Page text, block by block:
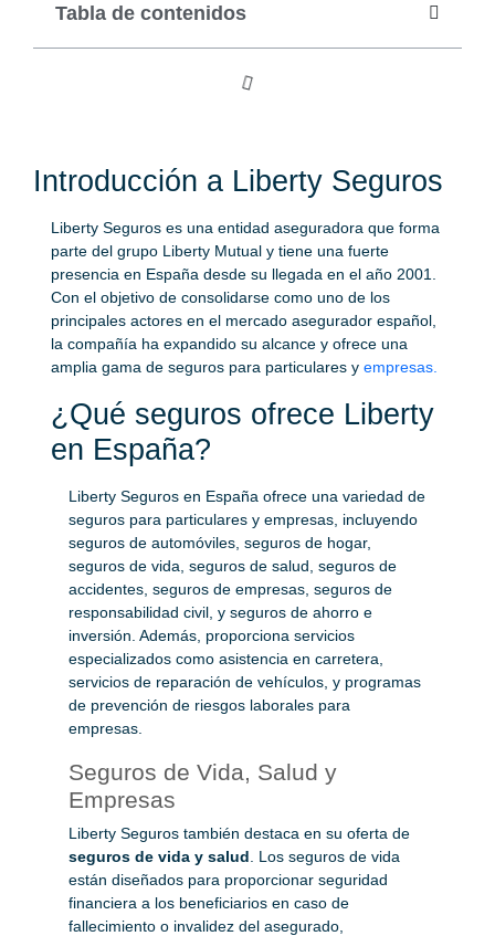
Introducción a Liberty Seguros
Liberty Seguros es una entidad aseguradora que forma
parte del grupo Liberty Mutual y tiene una fuerte
presencia en España desde su llegada en el año 2001.
Con el objetivo de consolidarse como uno de los
principales actores en el mercado asegurador español,
la compañía ha expandido su alcance y ofrece una
amplia gama de seguros para particulares y empresas.
¿Qué seguros ofrece Liberty
en España?
Liberty Seguros en España ofrece una variedad de
seguros para particulares y empresas, incluyendo
seguros de automóviles, seguros de hogar,
seguros de vida, seguros de salud, seguros de
accidentes, seguros de empresas, seguros de
responsabilidad civil, y seguros de ahorro e
inversión. Además, proporciona servicios
especializados como asistencia en carretera,
servicios de reparación de vehículos, y programas
de prevención de riesgos laborales para
empresas.
Seguros de Vida, Salud y
Empresas
Liberty Seguros también destaca en su oferta de
seguros de vida y salud . Los seguros de vida
están diseñados para proporcionar seguridad
financiera a los beneficiarios en caso de
fallecimiento o invalidez del asegurado,
Tabla de contenidos